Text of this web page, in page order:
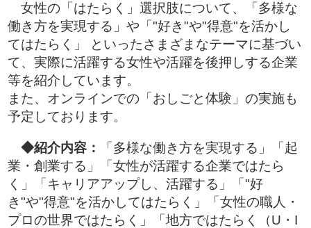
女性の「はたらく」選択肢について、「多様な
働き方を実現する」や「"好き"や"得意"を活かし
てはたらく」 といったさまざまなテーマに基づい
て、実際に活躍する女性や活躍を後押しする企業
等を紹介しています。
また、オンラインでの「おしごと体験」の実施も
予定しております。
◆紹介内容：
「多様な働き方を実現する」「起
業・創業する」「女性が活躍する企業ではたら
く」「キャリアアップし、活躍する」「"好
き"や"得意"を活かしてはたらく」「女性の職人・
プロの世界ではたらく」「地方ではたらく（U・I